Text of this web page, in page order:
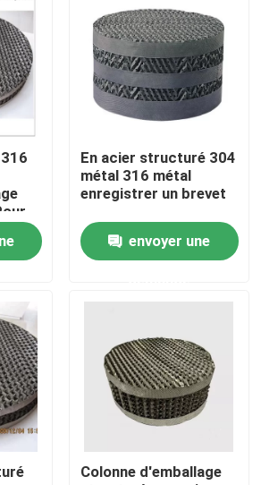
PSA
En acier structuré 304
métal 316 métal
enregistrer un brevet
envoyer une
Colonne d'emballage